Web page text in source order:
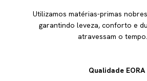
Utilizamos matérias-primas
garantindo leveza, conforto e
atravessam o tempo.
Qualidade EORA